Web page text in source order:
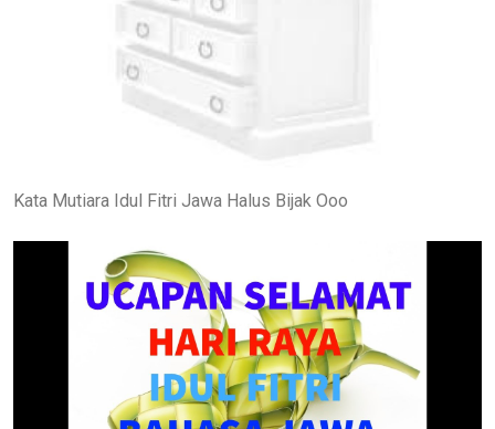
Kata Mutiara Idul Fitri Jawa Halus Bijak Ooo